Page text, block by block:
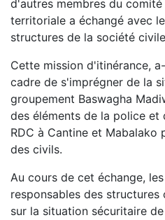
d'autres membres du
territoriale a échangé avec
structures de la société
Cette mission d'itinérance,
cadre de s'imprégner de la
groupement Baswagha
des éléments de la police et
RDC à Cantine et
des civils.
Au cours de cet échange,
responsables des
sur la situation sécuritaire